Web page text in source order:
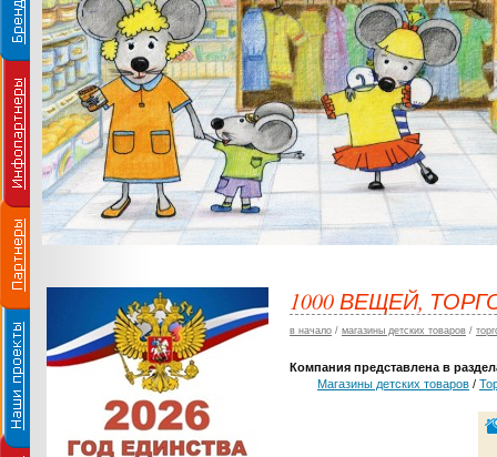
1000 ВЕЩЕЙ,
в начало / магазины детских товаров /
Компания представлена в
Магазины детских товаров /